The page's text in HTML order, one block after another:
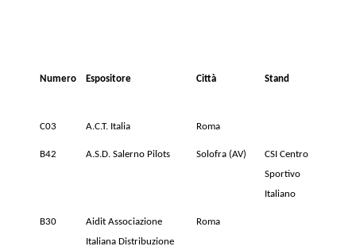
Numero Espositore Città Stand
C03 A.C.T. Italia Roma
B42 A.S.D. Salerno Pilots Solofra (AV)
CSI Centro
Sportivo
Italiano
B30
Aidit Associazione
Italiana Distribuzione
Roma